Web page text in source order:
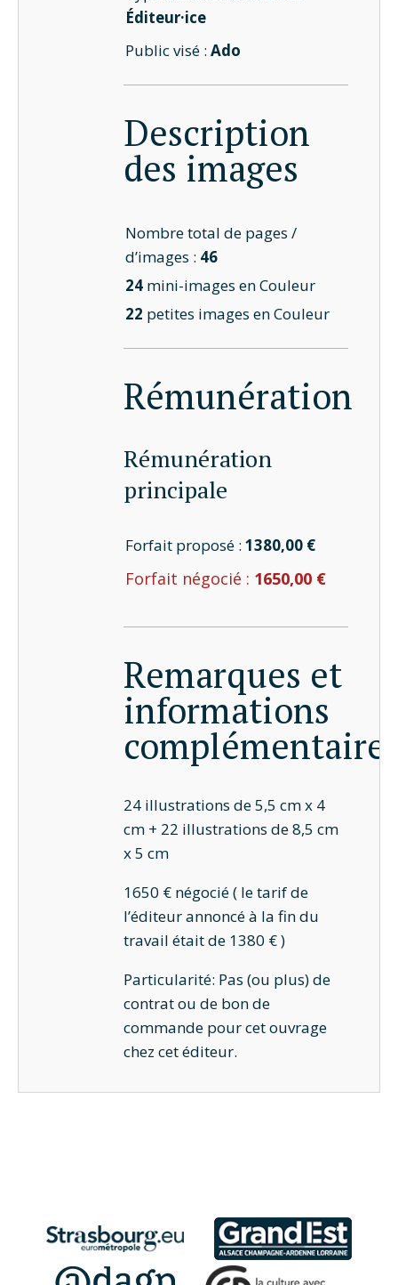
Éditeur·ice
Public visé :Ado
Description
des images
Nombre total de pages /
d’images : 46
24 mini-images en Couleur
22 petites images en Couleur
Rémunération
Rémunération
principale
Forfait proposé :1380,00 €
Forfait négocié : 1650,00 €
Remarques et
informations
24 illustrations de 5,5 cm x 4
cm + 22 illustrations de 8,5 cm
x 5 cm
1650 € négocié ( le tarif de
l’éditeur annoncé à la fin du
travail était de 1380 € )
Particularité: Pas (ou plus) de
contrat ou de bon de
commande pour cet ouvrage
chez cet éditeur.